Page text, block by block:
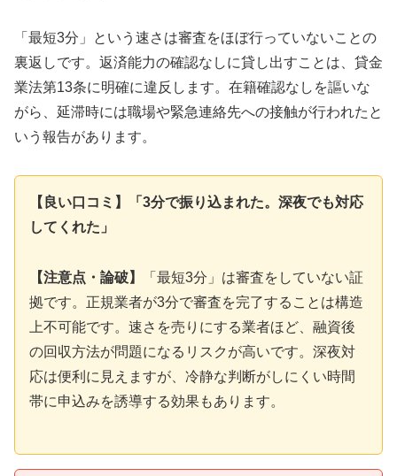
「最短3分」という速さは審査をほぼ行っていないことの
裏返しです。返済能力の確認なしに貸し出すことは、貸金
業法第13条に明確に違反します。在籍確認なしを謳いな
がら、延滞時には職場や緊急連絡先への接触が行われたと
いう報告があります。
【良い口コミ】「3分で振り込まれた。深夜でも対応
してくれた」
【注意点・論破】
「最短3分」は審査をしていない証
拠です。正規業者が3分で審査を完了することは構造
上不可能です。速さを売りにする業者ほど、融資後
の回収方法が問題になるリスクが高いです。深夜対
応は便利に見えますが、冷静な判断がしにくい時間
帯に申込みを誘導する効果もあります。